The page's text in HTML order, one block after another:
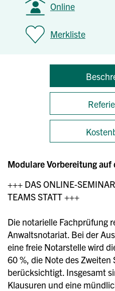
Online
Merkliste
Modulare Vorbereitung
+++ DAS ONLINE-
TEAMS STATT +++
Die notarielle Fachprüfung
Anwaltsnotariat. Bei der
eine freie Notarstelle wird
60 %, die Note des Zweiten
berücksichtigt. Insgesamt
Klausuren und eine